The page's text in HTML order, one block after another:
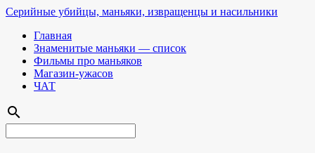
Серийные убийцы, маньяки, извращенцы и насильники
Главная
Знаменитые маньяки — список
Фильмы про маньяков
Магазин-ужасов
ЧАТ
search